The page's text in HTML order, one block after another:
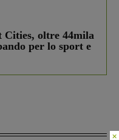
Cities, oltre 44mila
per lo sport e
×